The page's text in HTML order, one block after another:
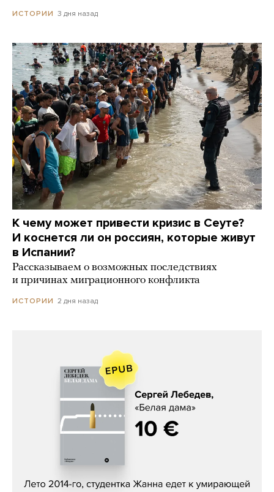
ИСТОРИИ 3 дня назад
К чему может привести кризис в Сеуте?
И коснется ли он россиян, которые живут
в Испании?
Рассказываем о возможных последствиях
и причинах миграционного конфликта
ИСТОРИИ 2 дня назад
Сергей Лебедев, «Белая дама»